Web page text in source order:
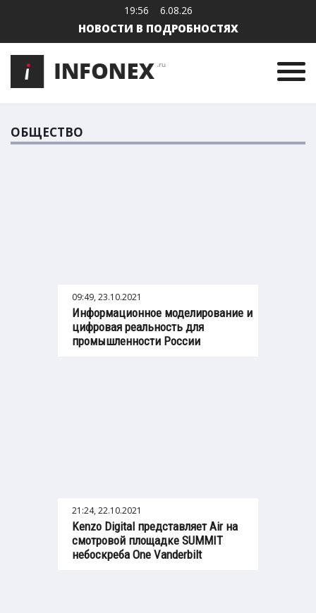
19:56 6.08.26
НОВОСТИ В ПОДРОБНОСТЯХ
ОБЩЕСТВО
09:49, 23.10.2021
Информационное моделирование и
цифровая реальность для
промышленности России
21:24, 22.10.2021
Kenzo Digital представляет Air на
смотровой площадке SUMMIT
небоскреба One Vanderbilt